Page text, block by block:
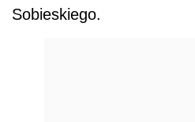
Sobieskiego.